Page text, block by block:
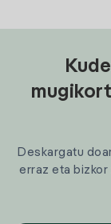
Deskargatu
erraz eta